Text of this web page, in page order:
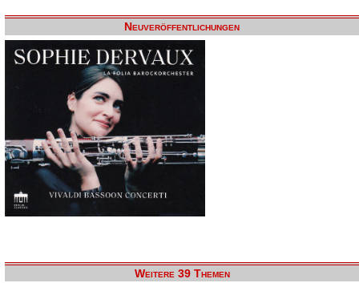
Neuveröffentlichungen
Weitere 39 Themen